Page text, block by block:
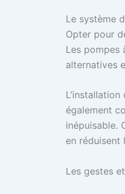
Le système
Opter pour
Les pompes
alternatives
également
inépuisable.
en réduisent
Les gestes